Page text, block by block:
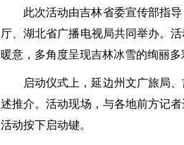
此次活动由吉林省委宣传部指
厅、湖北省广播电视局共同举办。
暖意，多角度呈现吉林冰雪的绚丽
启动仪式上，延边州文广旅局
述推介。活动现场，与各地前方记
活动按下启动键。